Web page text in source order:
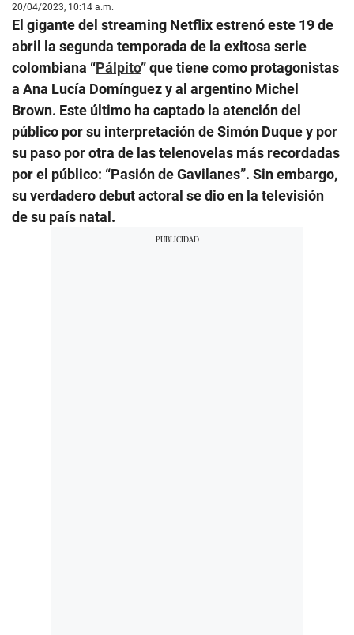
20/04/2023, 10:14 a.m.
El gigante del streaming Netflix estrenó este 19 de
abril la segunda temporada de la exitosa serie
colombiana “Pálpito” que tiene como protagonistas
a Ana Lucía Domínguez y al argentino Michel
Brown. Este último ha captado la atención del
público por su interpretación de Simón Duque y por
su paso por otra de las telenovelas más recordadas
por el público: “Pasión de Gavilanes”. Sin embargo,
su verdadero debut actoral se dio en la televisión
de su país natal.